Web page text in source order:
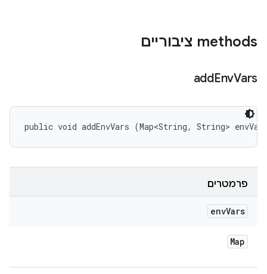
‫methods ציבוריים
addEnvVars
public void addEnvVars (Map<String, String>
פרמטרים
envVars
Map